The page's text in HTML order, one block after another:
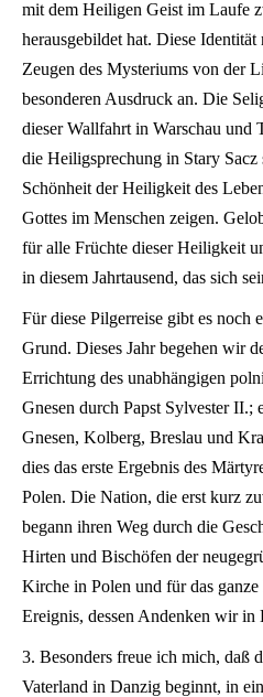
mit dem Heiligen Geist im Laufe
herausgebildet hat. Diese
Zeugen des Mysteriums von der
besonderen Ausdruck an. Die
dieser Wallfahrt in Warschau und
die Heiligsprechung in Stary
Schönheit der Heiligkeit des
Gottes im Menschen zeigen.
für alle Früchte dieser Heiligkeit
in diesem Jahrtausend, das sich
Für diese Pilgerreise gibt es noch
Grund. Dieses Jahr begehen wir
Errichtung des unabhängigen
Gnesen durch Papst Sylvester II.;
Gnesen, Kolberg, Breslau und
dies das erste Ergebnis des
Polen. Die Nation, die erst kurz
begann ihren Weg durch die
Hirten und Bischöfen der
Kirche in Polen und für das
Ereignis, dessen Andenken wir in
3. Besonders freue ich mich, daß
Vaterland in Danzig beginnt, in